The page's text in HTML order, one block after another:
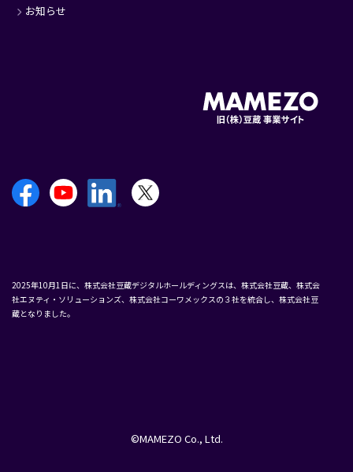
お知らせ
2025年10月1日に、株式会社豆蔵デジタルホールディングスは、株式会社豆蔵、株式会
社エヌティ・ソリューションズ、株式会社コーワメックスの３社を統合し、株式会社豆
蔵となりました。
©MAMEZO Co., Ltd.